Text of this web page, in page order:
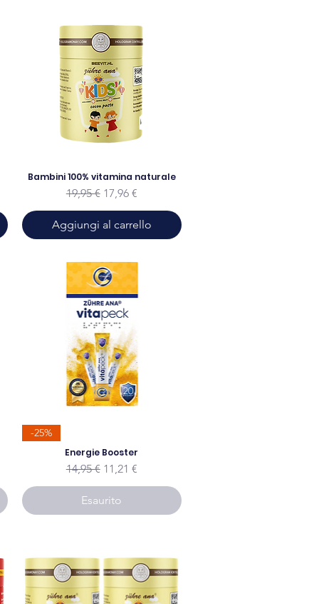
Bambini 100% vitamina naturale
Prezzo regolare
19,95 € Prezzo scontato
17,96 €
Aggiungi al carrello
-25%
Energie Booster
Prezzo regolare
14,95 € Prezzo scontato
11,21 €
Esaurito